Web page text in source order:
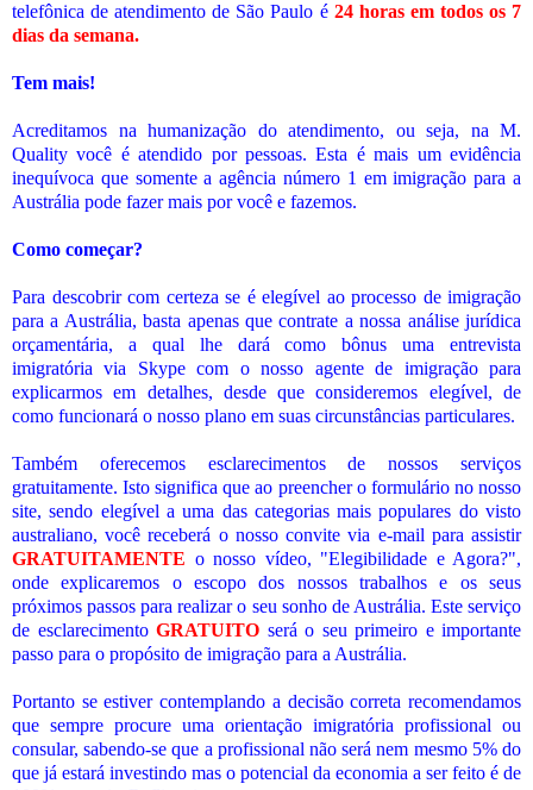
telefônica de atendimento de São Paulo é 24 horas em todos os 7
dias da semana.
Tem mais!
Acreditamos na humanização do atendimento, ou seja, na M.
Quality você é atendido por pessoas. Esta é mais um evidência
inequívoca que somente a agência número 1 em imigração para a
Austrália pode fazer mais por você e fazemos.
Como começar?
Para descobrir com certeza se é elegível ao processo de imigração
para a Austrália, basta apenas que contrate a nossa análise jurídica
orçamentária, a qual lhe dará como bônus uma entrevista
imigratória via Skype com o nosso agente de imigração para
explicarmos em detalhes, desde que consideremos elegível, de
como funcionará o nosso plano em suas circunstâncias particulares.
Também oferecemos esclarecimentos de nossos serviços
gratuitamente. Isto significa que ao preencher o formulário no nosso
site, sendo elegível a uma das categorias mais populares do visto
australiano, você receberá o nosso convite via e-mail para assistir
GRATUITAMENTE o nosso vídeo, "Elegibilidade e Agora?",
onde explicaremos o escopo dos nossos trabalhos e os seus
próximos passos para realizar o seu sonho de Austrália. Este serviço
de esclarecimento GRATUITO será o seu primeiro e importante
passo para o propósito de imigração para a Austrália.
Portanto se estiver contemplando a decisão correta recomendamos
que sempre procure uma orientação imigratória profissional ou
consular, sabendo-se que a profissional não será nem mesmo 5% do
que já estará investindo mas o potencial da economia a ser feito é de